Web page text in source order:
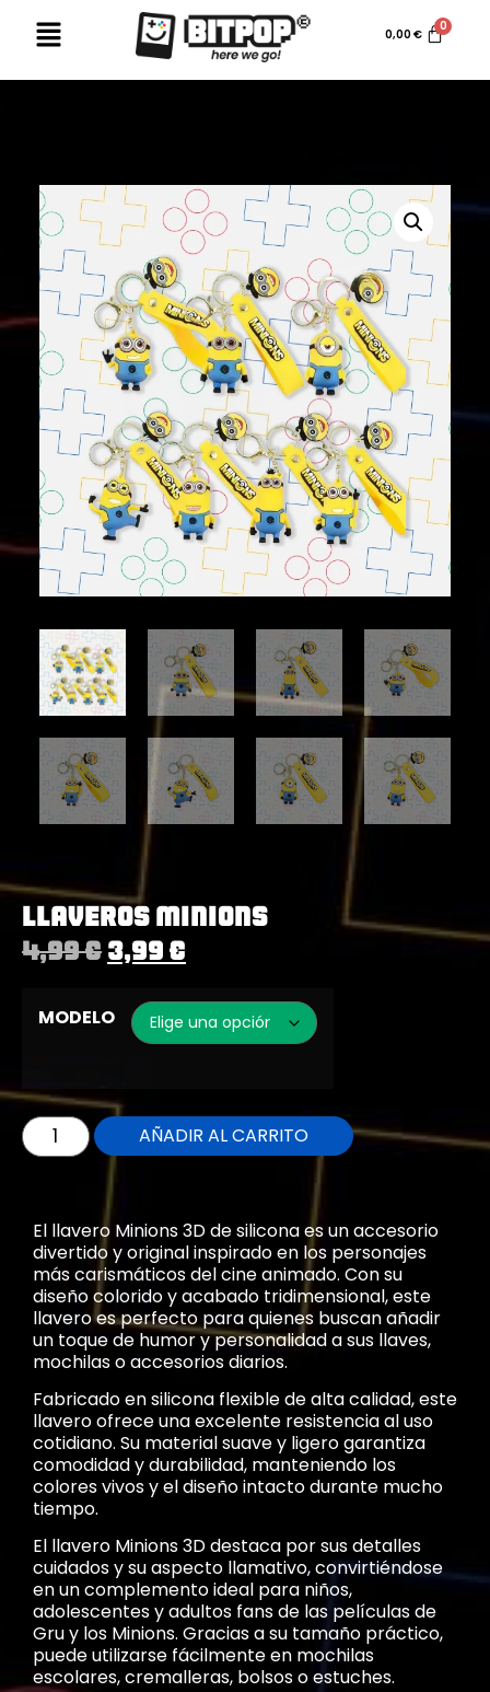
0,00€
Llaveros Minions
4,99€3,99€
MODELO
AÑADIR AL CARRITO
El llavero Minions 3D de silicona es un accesorio
divertido y original inspirado en los personajes
más carismáticos del cine animado. Con su
diseño colorido y acabado tridimensional, este
llavero es perfecto para quienes buscan añadir
un toque de humor y personalidad a sus llaves,
mochilas o accesorios diarios.
Fabricado en silicona flexible de alta calidad, este
llavero ofrece una excelente resistencia al uso
cotidiano. Su material suave y ligero garantiza
comodidad y durabilidad, manteniendo los
colores vivos y el diseño intacto durante mucho
tiempo.
El llavero Minions 3D destaca por sus detalles
cuidados y su aspecto llamativo, convirtiéndose
en un complemento ideal para niños,
adolescentes y adultos fans de las películas de
Gru y los Minions. Gracias a su tamaño práctico,
puede utilizarse fácilmente en mochilas
escolares, cremalleras, bolsos o estuches.